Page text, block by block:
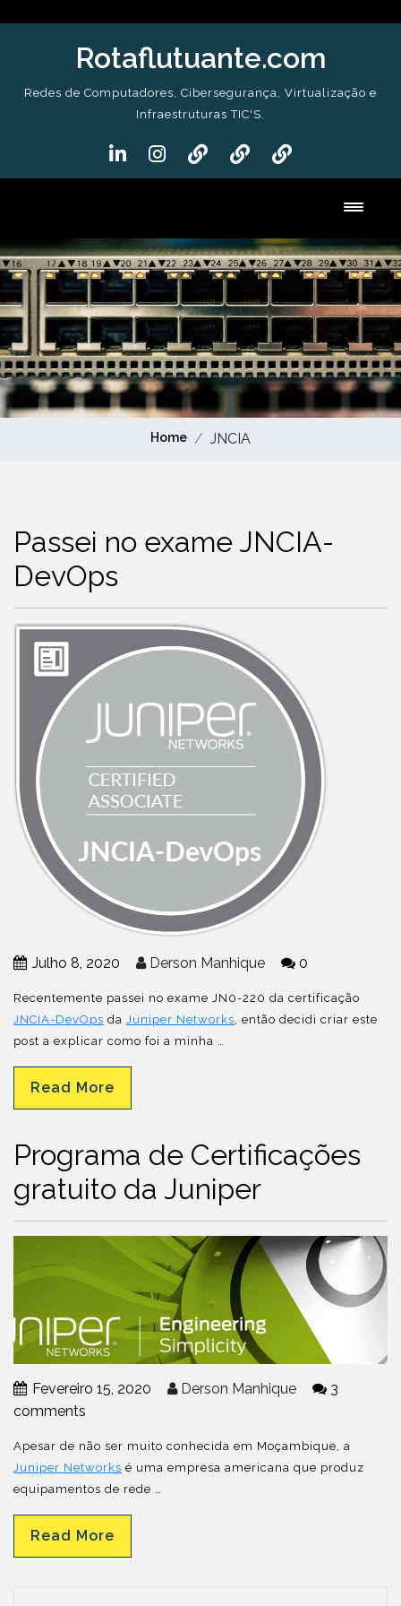
Rotaflutuante.com
Redes de Computadores, Cibersegurança, Virtualização e
Infraestruturas TIC'S.
Home JNCIA
Passei no exame JNCIA-
DevOps
Julho 8, 2020 Derson Manhique 0
Recentemente passei no exame JN0-220 da certificação
JNCIA-DevOps da Juniper Networks , então decidi criar este
post a explicar como foi a minha …
Read More
Programa de Certificações
gratuito da Juniper
Fevereiro 15, 2020 Derson Manhique
3
comments
Apesar de não ser muito conhecida em Moçambique, a
Juniper Networks é uma empresa americana que produz
equipamentos de rede …
Read More